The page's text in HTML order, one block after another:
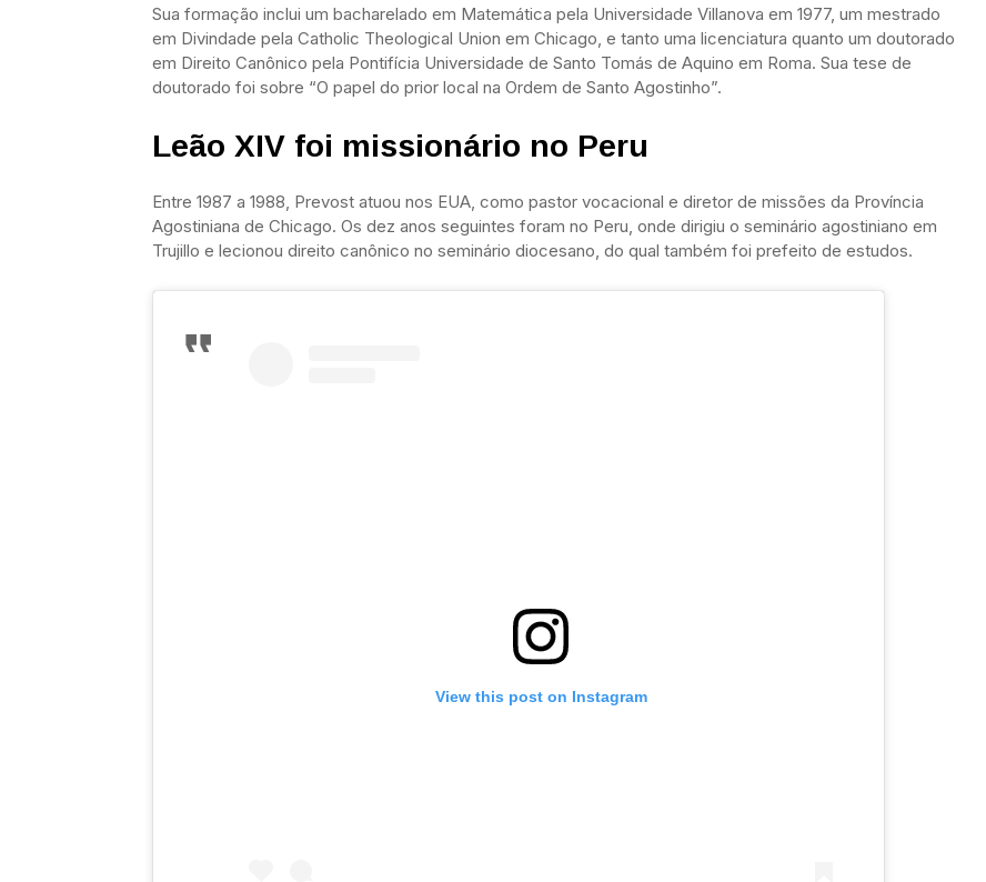
Sua formação inclui um bacharelado em Matemática pela Universidade Villanova em 1977, um mestrado
em Divindade pela Catholic Theological Union em Chicago, e tanto uma licenciatura quanto um doutorado
em Direito Canônico pela Pontifícia Universidade de Santo Tomás de Aquino em Roma. Sua tese de
doutorado foi sobre “O papel do prior local na Ordem de Santo Agostinho”.
Leão XIV foi missionário no Peru
Entre 1987 a 1988, Prevost atuou nos EUA, como pastor vocacional e diretor de missões da Província
Agostiniana de Chicago. Os dez anos seguintes foram no Peru, onde dirigiu o seminário agostiniano em
Trujillo e lecionou direito canônico no seminário diocesano, do qual também foi prefeito de estudos.
View this post on Instagram